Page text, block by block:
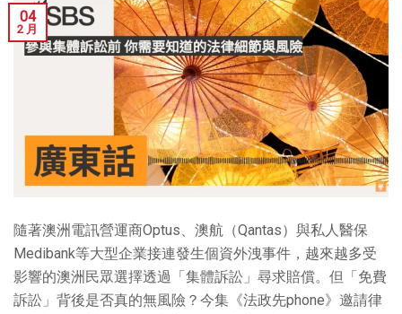
04
2 月
隨著澳洲電訊營運商Optus、澳航（Qantas）與私人醫保
Medibank等大型企業接連發生個資外洩事件，越來越多受
影響的澳洲民眾選擇透過「集體訴訟」尋求賠償。但「免費
訴訟」背後是否真的無風險？今集《法政先phone》邀請律